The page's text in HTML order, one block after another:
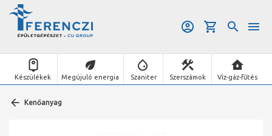
Készülékek Megújuló energia Szaniter Szerszámok Víz-gáz-fűtés
Kenőanyag